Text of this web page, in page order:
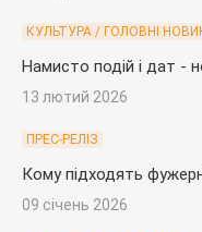
КУЛЬТУРА / ГОЛОВНІ
Намисто подій і дат -
13 лютий 2026
ПРЕС-РЕЛІЗ
Кому підходять
09 січень 2026